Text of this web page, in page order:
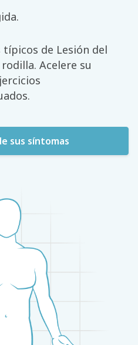
de Lesión del
Acelere su
sus síntomas